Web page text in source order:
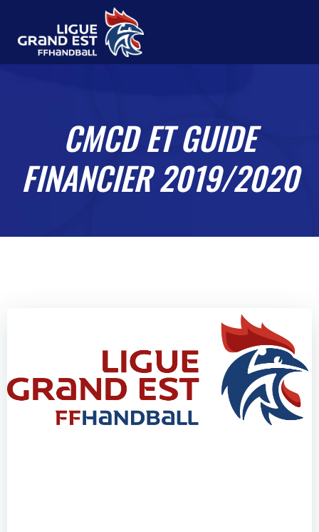
CMCD ET GUIDE
FINANCIER 2019/2020